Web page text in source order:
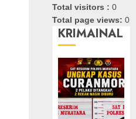
Total visitors :0
Total page views:0
KRIMAINAL